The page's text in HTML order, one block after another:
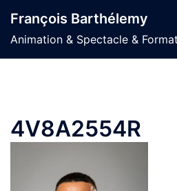
au
contenu
François Barthélemy
Animation & Spectacle &
4V8A2554R